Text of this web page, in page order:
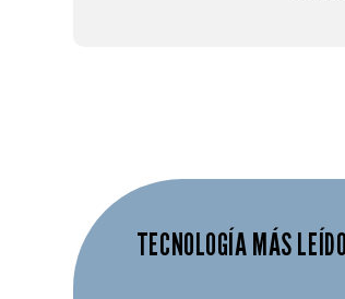
TECNOLOGÍA MÁS